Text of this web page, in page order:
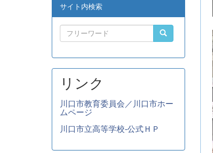
サイト内検索
リンク
川口市教育委員会／川口市ホー
ムページ
川口市立高等学校-公式ＨＰ